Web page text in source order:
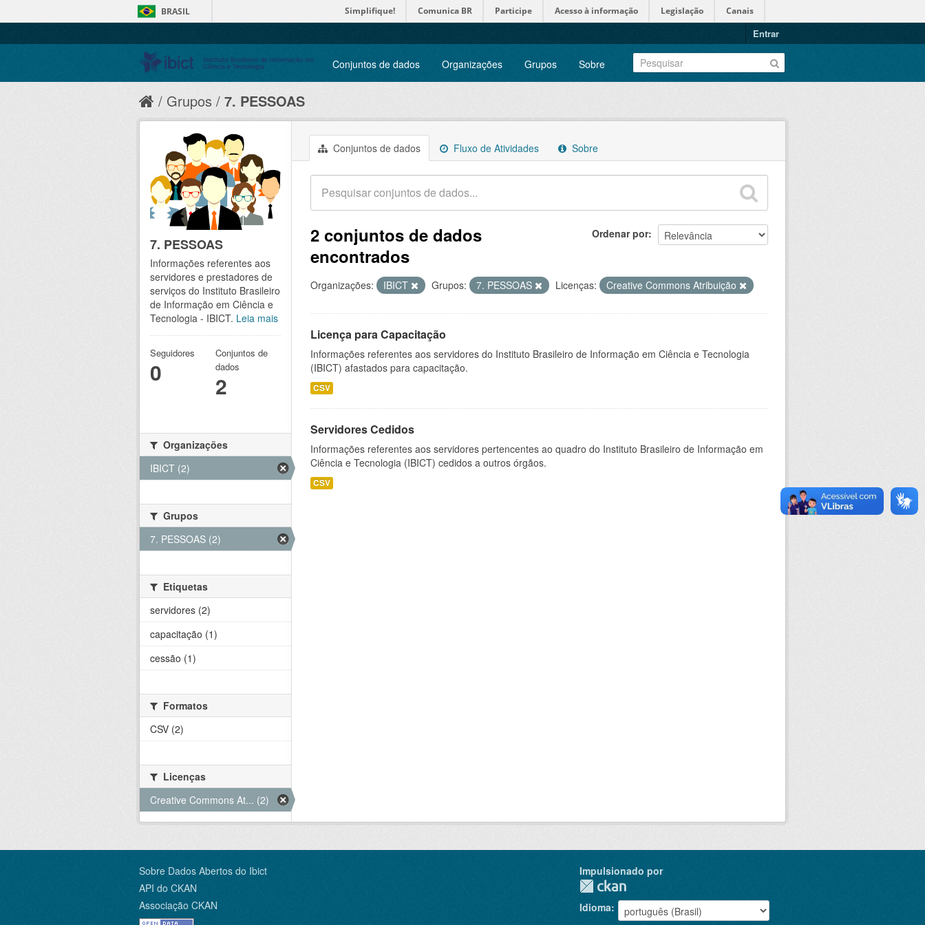
BRASIL Simplifique! Comunica BR Participe Acesso à informação Legislação Canais
Entrar
Conjuntos de dados Organizações Grupos Sobre
Grupos 7. PESSOAS
Conjuntos de dados Fluxo de Atividades Sobre
Ordenar por
2 conjuntos de dados
encontrados
Organizações: IBICT Grupos: 7. PESSOAS Licenças: Creative Commons Atribuição
Licença para Capacitação
Informações referentes aos servidores do Instituto Brasileiro de Informação em Ciência e Tecnologia
(IBICT) afastados para capacitação.
CSV
Servidores Cedidos
Informações referentes aos servidores pertencentes ao quadro do Instituto Brasileiro de Informação em
Ciência e Tecnologia (IBICT) cedidos a outros órgãos.
CSV
7. PESSOAS
Informações referentes aos
servidores e prestadores de
serviços do Instituto Brasileiro
de Informação em Ciência e
Tecnologia - IBICT. Leia mais
Seguidores
0
Conjuntos de
dados
2
Organizações
IBICT (2)
Grupos
7. PESSOAS (2)
Etiquetas
servidores (2)
capacitação (1)
cessão (1)
Formatos
CSV (2)
Licenças
Creative Commons At... (2)
Sobre Dados Abertos do Ibict
API do CKAN
Associação CKAN
Impulsionado por
Idioma